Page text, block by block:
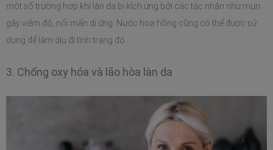
một số trường hợp khi làn da bị kích ứng bởi các tác nhân như mụn
gây viêm đỏ, nổi mẩn dị ứng. Nước hoa hồng cũng có thể được sử
dụng để làm dịu đi tình trạng đó.
3. Chống oxy hóa và lão hòa làn da